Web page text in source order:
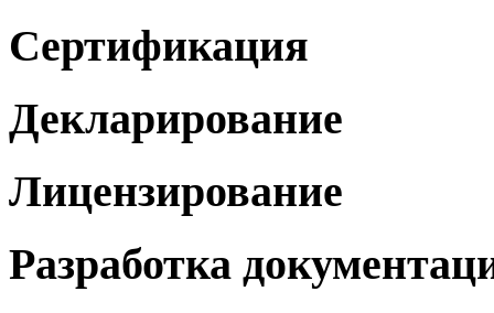
Сертификация
Декларирование
Лицензирование
Разработка